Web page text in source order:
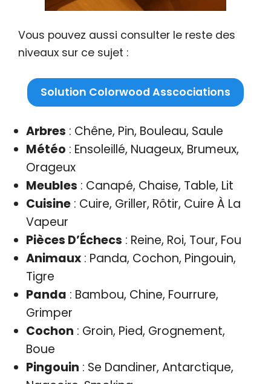
Vous pouvez aussi consulter le reste des
niveaux sur ce sujet :
Solution Colorwood Asscociations
Arbres : Chêne, Pin, Bouleau, Saule
Météo : Ensoleillé, Nuageux, Brumeux,
Orageux
Meubles : Canapé, Chaise, Table, Lit
Cuisine: Cuire, Griller, Rôtir, Cuire À La
Vapeur
Pièces D’Échecs : Reine, Roi, Tour, Fou
Animaux: Panda, Cochon, Pingouin,
Tigre
Panda : Bambou, Chine, Fourrure,
Grimper
Cochon : Groin, Pied, Grognement,
Boue
Pingouin : Se Dandiner, Antarctique,